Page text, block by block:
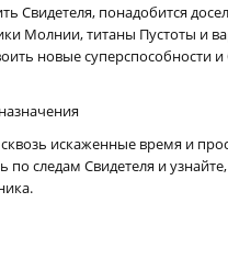
Свидетеля, понадобится
Молнии, титаны Пустоты и
новые суперспособности
искаженные время и
по следам Свидетеля и